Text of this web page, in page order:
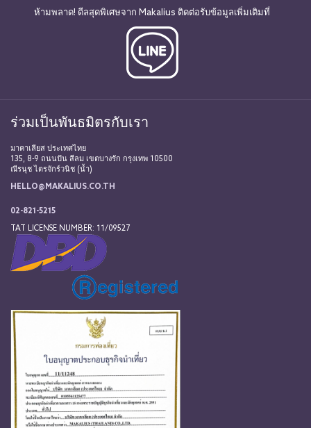
ห้ามพลาด! ดีลสุดพิเศษจาก Makalius ติดต่อรับข้อมูลเพิ่มเติมที่
ร่วมเป็นพันธมิตรกับเรา
มาคาเลียส ประเทศไทย
135, 8-9 ถนนปัน สีลม เขตบางรัก กรุงเทพ 10500
ณีรนุช ไตรจักร์วนิช (น้ำ)
HELLO@MAKALIUS.CO.TH
02-821-5215
TAT LICENSE NUMBER: 11/09527